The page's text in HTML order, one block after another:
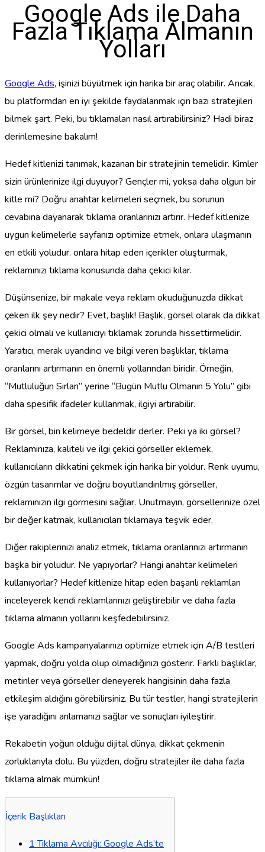
Google Ads ile Daha
Fazla Tıklama Almanın
Yolları
Google Ads, işinizi büyütmek için harika bir araç olabilir. Ancak,
bu platformdan en iyi şekilde faydalanmak için bazı stratejileri
bilmek şart. Peki, bu tıklamaları nasıl artırabilirsiniz? Hadi biraz
derinlemesine bakalım!
Hedef kitlenizi tanımak, kazanan bir stratejinin temelidir. Kimler
sizin ürünlerinize ilgi duyuyor? Gençler mi, yoksa daha olgun bir
kitle mi? Doğru anahtar kelimeleri seçmek, bu sorunun
cevabına dayanarak tıklama oranlarınızı artırır. Hedef kitlenize
uygun kelimelerle sayfanızı optimize etmek, onlara ulaşmanın
en etkili yoludur. onlara hitap eden içerikler oluşturmak,
reklamınızı tıklama konusunda daha çekici kılar.
Düşünsenize, bir makale veya reklam okuduğunuzda dikkat
çeken ilk şey nedir? Evet, başlık! Başlık, görsel olarak da dikkat
çekici olmalı ve kullanıcıyı tıklamak zorunda hissettirmelidir.
Yaratıcı, merak uyandırıcı ve bilgi veren başlıklar, tıklama
oranlarını artırmanın en önemli yollarından biridir. Örneğin,
“Mutluluğun Sırları” yerine “Bugün Mutlu Olmanın 5 Yolu” gibi
daha spesifik ifadeler kullanmak, ilgiyi artırabilir.
Bir görsel, bin kelimeye bedeldir derler. Peki ya iki görsel?
Reklamınıza, kaliteli ve ilgi çekici görseller eklemek,
kullanıcıların dikkatini çekmek için harika bir yoldur. Renk uyumu,
özgün tasarımlar ve doğru boyutlandırılmış görseller,
reklamınızın ilgi görmesini sağlar. Unutmayın, görsellerinize özel
bir değer katmak, kullanıcıları tıklamaya teşvik eder.
Diğer rakiplerinizi analiz etmek, tıklama oranlarınızı artırmanın
başka bir yoludur. Ne yapıyorlar? Hangi anahtar kelimeleri
kullanıyorlar? Hedef kitlenize hitap eden başarılı reklamları
inceleyerek kendi reklamlarınızı geliştirebilir ve daha fazla
tıklama almanın yollarını keşfedebilirsiniz.
Google Ads kampanyalarınızı optimize etmek için A/B testleri
yapmak, doğru yolda olup olmadığınızı gösterir. Farklı başlıklar,
metinler veya görseller deneyerek hangisinin daha fazla
etkileşim aldığını görebilirsiniz. Bu tür testler, hangi stratejilerin
işe yaradığını anlamanızı sağlar ve sonuçları iyileştirir.
Rekabetin yoğun olduğu dijital dünya, dikkat çekmenin
zorluklarıyla dolu. Bu yüzden, doğru stratejiler ile daha fazla
tıklama almak mümkün!
İçerik Başlıkları
1Tıklama Avcılığı: Google Ads’te